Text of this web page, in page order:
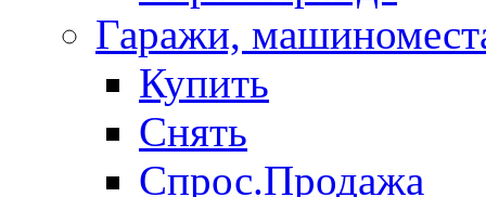
Гаражи,
Купить
Снять
Спрос.Продажа